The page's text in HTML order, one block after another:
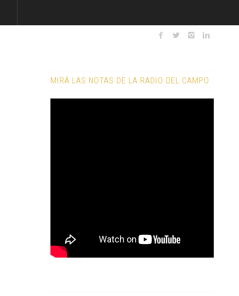
MIRÁ LAS NOTAS DE LA RADIO DEL CAMPO